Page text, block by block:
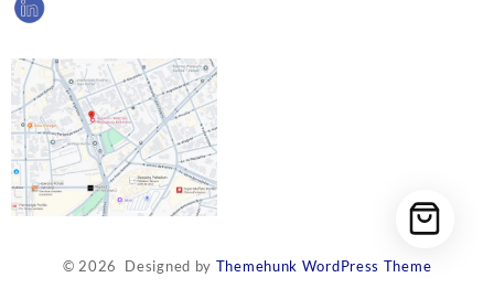
© 2026 Designed by Themehunk WordPress Theme